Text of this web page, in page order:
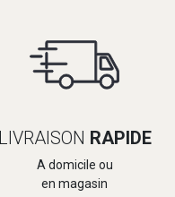
LIVRAISON RAPIDE
A domicile ou
en magasin